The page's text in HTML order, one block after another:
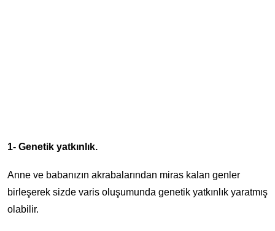
1- Genetik yatkınlık.
Anne ve babanızın akrabalarından miras kalan genler
birleşerek sizde varis oluşumunda genetik yatkınlık yaratmış
olabilir.